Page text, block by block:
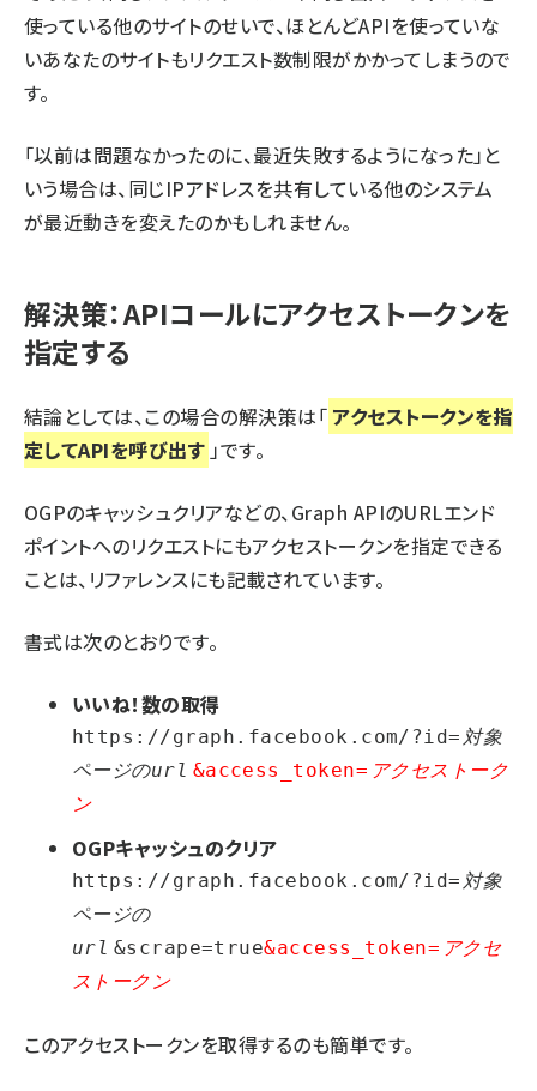
使っている他のサイトのせいで、ほとんどAPIを使っていな
いあなたのサイトもリクエスト数制限がかかってしまうので
す。
「以前は問題なかったのに、最近失敗するようになった」と
いう場合は、同じIPアドレスを共有している他のシステム
が最近動きを変えたのかもしれません。
解決策：APIコールにアクセストークンを
指定する
結論としては、この場合の解決策は「 アクセストークンを指
定してAPIを呼び出す」です。
OGPのキャッシュクリアなどの、Graph APIのURLエンド
ポイントへのリクエストにもアクセストークンを指定できる
ことは、 リファレンスにも記載されています。
書式は次のとおりです。
いいね！数の取得
https://graph.facebook.com/?id= 対象
ページのurl &access_token= アクセストーク
ン
OGPキャッシュのクリア
https://graph.facebook.com/?id= 対象
ページの
url &scrape=true&access_token= アクセ
ストークン
このアクセストークンを取得するのも簡単です。